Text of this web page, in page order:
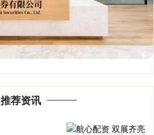
推荐资讯